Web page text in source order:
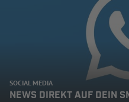
SOCIAL MEDIA
NEWS DIREKT AUF DEIN